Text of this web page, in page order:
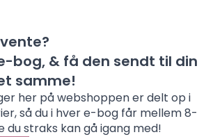
bog, & få den sendt til din
samme!
her på webshoppen er delt op i
så du i hver e-bog får mellem 8-
du straks kan gå igang med!